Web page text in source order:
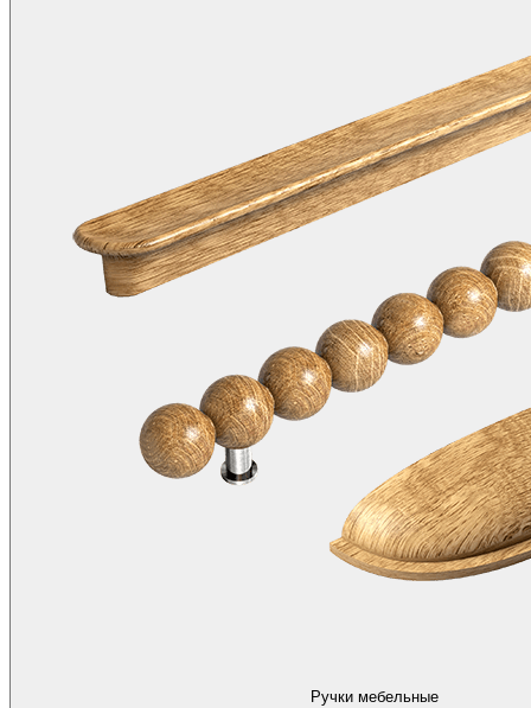
Ручки мебельные